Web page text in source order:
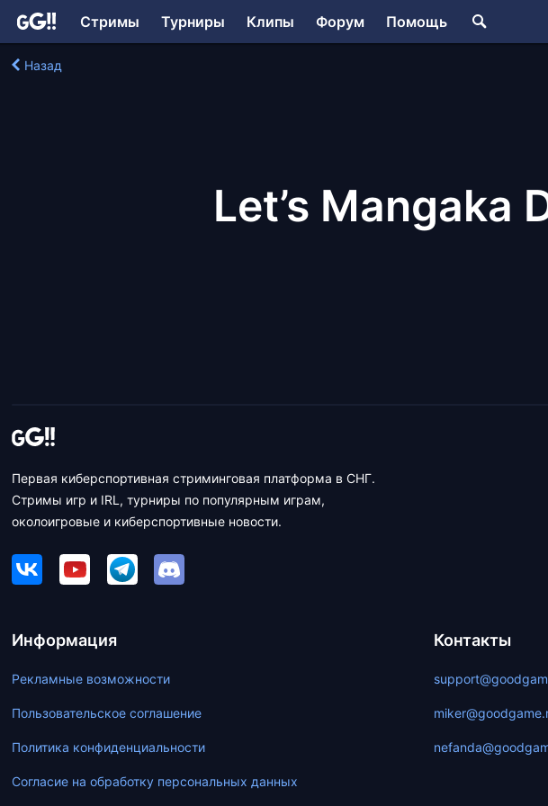
Стримы Турниры Клипы Форум Помощь
Назад
Let’s Mangaka
Первая киберспортивная стриминговая платформа в СНГ.
Стримы игр и IRL, турниры по популярным играм,
околоигровые и киберспортивные новости.
Информация
Рекламные возможности
Пользовательское соглашение
Политика конфиденциальности
Согласие на обработку персональных данных
Контакты